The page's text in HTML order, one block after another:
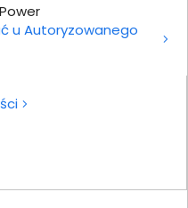
u Autoryzowanego